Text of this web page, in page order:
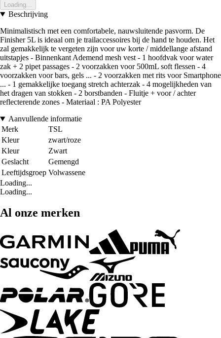
Loading...
Beschrijving
Minimalistisch met een comfortabele, nauwsluitende pasvorm. De
Finisher 5L is ideaal om je trailaccessoires bij de hand te houden. Het
zal gemakkelijk te vergeten zijn voor uw korte / middellange afstand
uitstapjes - Binnenkant Ademend mesh vest - 1 hoofdvak voor water
zak + 2 pipet passages - 2 voorzakken voor 500mL soft flessen - 4
voorzakken voor bars, gels ... - 2 voorzakken met rits voor Smartphone
... - 1 gemakkelijke toegang stretch achterzak - 4 mogelijkheden van
het dragen van stokken - 2 borstbanden - Fluitje + voor / achter
reflecterende zones - Materiaal : PA Polyester
Aanvullende informatie
Merk
TSL
Kleur
zwart/roze
Kleur
Zwart
Geslacht
Gemengd
Leeftijdsgroep Volwassene
Loading...
Loading...
Al onze merken